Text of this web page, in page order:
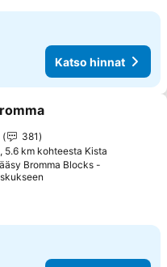
Katso hinnat
suosikkeihin
381
5.6 km kohteesta Kista
Bromma Blocks -